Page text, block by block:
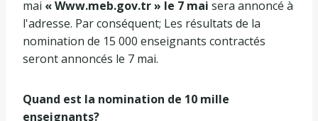
mai « Www.meb.gov.tr » le 7 mai sera annoncé à
l'adresse. Par conséquent; Les résultats de la
nomination de 15 000 enseignants contractés
seront annoncés le 7 mai.
Quand est la nomination de 10 mille
enseignants?